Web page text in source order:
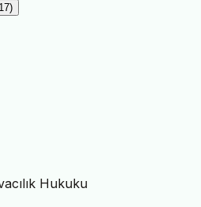
Hukuku